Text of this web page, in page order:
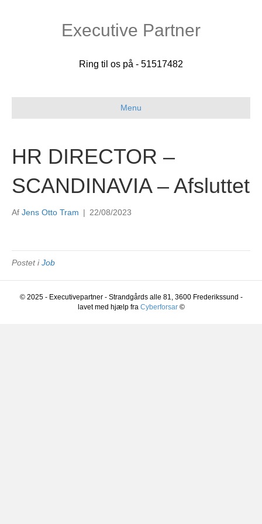
Executive Partner
Ring til os på - 51517482
Menu
HR DIRECTOR –
SCANDINAVIA – Afsluttet
Af Jens Otto Tram | 22/08/2023
Postet iJob
© 2025 - Executivepartner - Strandgårds alle 81, 3600 Frederikssund -
lavet med hjælp fra Cyberforsar©